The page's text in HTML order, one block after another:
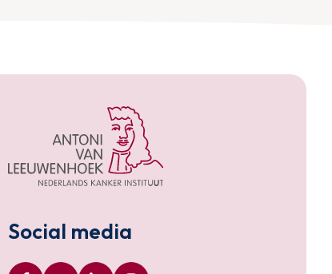
Social media